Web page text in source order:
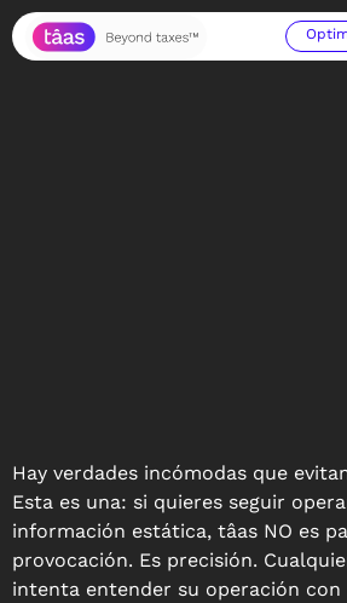
Hay verdades incómodas que
Esta es una: si quieres seguir
información estática, tâas NO es
provocación. Es precisión.
intenta entender su operación con